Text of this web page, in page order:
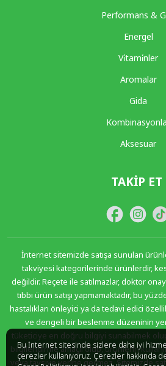
Bu İnternet sitesinde sizlere daha iyi
çerezler kullanıyoruz. Çerezler hakkında
Performans &
Energel
Vi̇tami̇nler
Aromalar
Gida
Aksesuar
TAKIP ET
İnternet sitemizde satışa sunulan
takviyesi kategorilerinde ürünlerdir,
değildir. Reçete ile satılmazlar, doktor
tıbbı ürün satışı yapmamaktadır, bu
hastalıkları önleyici ya da tedavi edici
ve dengeli bir beslenme düzeninin
tüketiciye en doğru bilgiyi sunabilmek
bilgilendirme amaçlı olup, ürünlerin
veya tavsiye yerine geçmez. Sitemizde